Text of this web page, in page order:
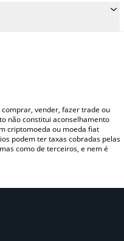
automaticamente o
vender, fazer trade ou
não constitui aconselhamento
criptomoeda ou moeda fiat
podem ter taxas cobradas pelas
como de terceiros, e nem é